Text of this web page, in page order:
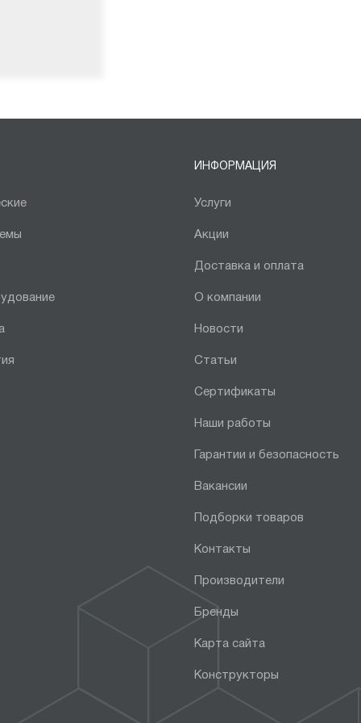
ИНФОРМАЦИЯ
Услуги
Акции
Доставка и оплата
О компании
Новости
Статьи
Сертификаты
Наши работы
Гарантии и безопасность
Вакансии
Подборки товаров
Контакты
Производители
Бренды
Карта сайта
Конструкторы